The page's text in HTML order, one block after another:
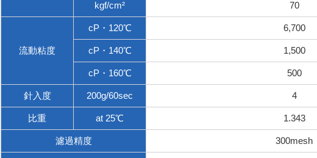
kgf/cm² 70
流動粘度
cP・120℃ 6,700
cP・140℃ 1,500
cP・160℃ 500
針入度 200g/60sec 4
比重 at 25℃ 1.343
濾過精度 300mesh